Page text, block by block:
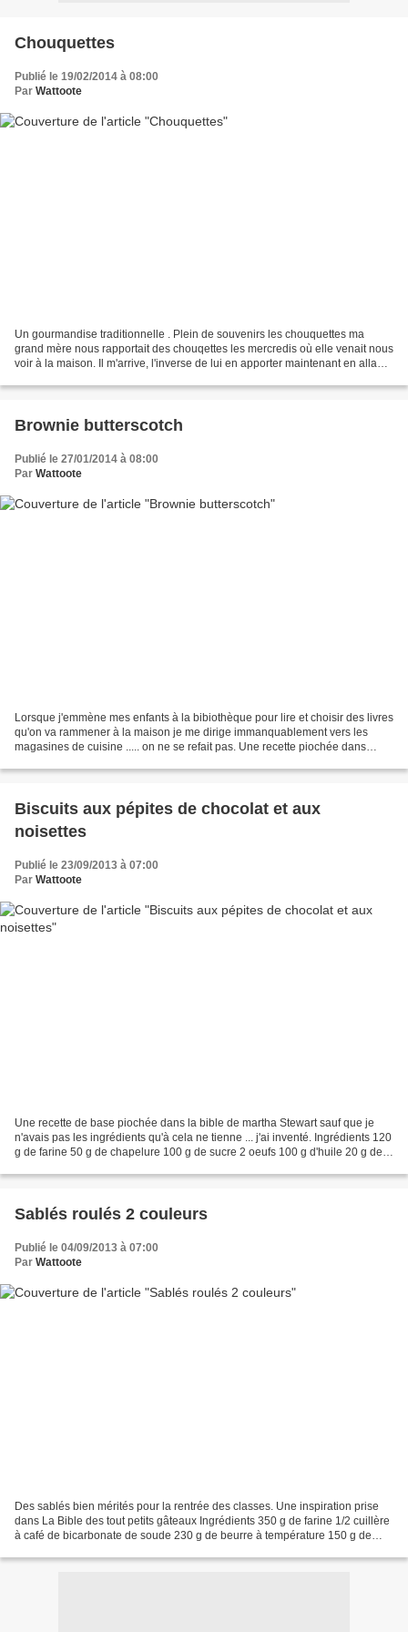
Chouquettes
Publié le 19/02/2014 à 08:00
Par Wattoote
Un gourmandise traditionnelle . Plein de souvenirs les chouquettes ma
grand mère nous rapportait des chouqettes les mercredis où elle venait nous
voir à la maison. Il m'arrive, l'inverse de lui en apporter maintenant en allant
Brownie butterscotch
Publié le 27/01/2014 à 08:00
Par Wattoote
Lorsque j'emmène mes enfants à la bibiothèque pour lire et choisir des livres
qu'on va rammener à la maison je me dirige immanquablement vers les
magasines de cuisine ..... on ne se refait pas. Une recette piochée dans
Biscuits aux pépites de chocolat et aux
noisettes
Publié le 23/09/2013 à 07:00
Par Wattoote
Une recette de base piochée dans la bible de martha Stewart sauf que je
n'avais pas les ingrédients qu'à cela ne tienne ... j'ai inventé. Ingrédients 120
g de farine 50 g de chapelure 100 g de sucre 2 oeufs 100 g d'huile 20 g de
Sablés roulés 2 couleurs
Publié le 04/09/2013 à 07:00
Par Wattoote
Des sablés bien mérités pour la rentrée des classes. Une inspiration prise
dans La Bible des tout petits gâteaux Ingrédients 350 g de farine 1/2 cuillère
à café de bicarbonate de soude 230 g de beurre à température 150 g de